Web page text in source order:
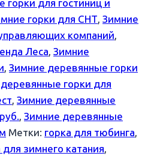
горки для гостиниц и
горки для СНТ, Зимние
компаний,
Леса, Зимние
, Зимние деревянные горки
горки для
, Зимние деревянные
, Зимние деревянные
Метки: горка для тюбинга,
зимнего катания,